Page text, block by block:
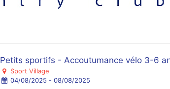
Petits sportifs - Accoutumance vélo 3-6
Sport Village
04/08/2025 - 08/08/2025